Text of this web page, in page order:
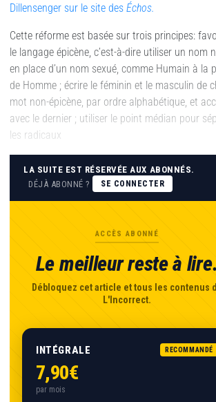
Dillensenger sur le site des Échos.
Cette réforme est basée sur trois principes:
le langage épicène, c’est-à-dire utiliser un nom
en place d’un nom sexué, comme Humain à la
de Homme ; écrire le féminin et le masculin de
mot non-épicène, par ordre alphabétique, et
avec le dernier ; utiliser le point médian pour
les radicaux
LA SUITE EST RÉSERVÉE AUX ABONNÉS.
DÉJÀ ABONNÉ ?
SE CONNECTER
ACCÈS ABONNÉ
Le meilleur reste à lire.
Débloquez cet article et tous les contenus
L'Incorrect.
INTÉGRALE RECOMMANDÉ
7,90€
par mois